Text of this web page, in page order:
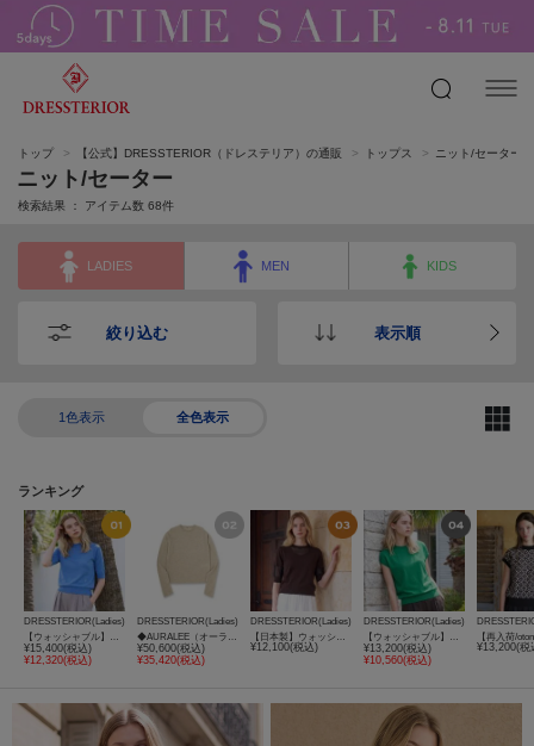
トップ 【公式】DRESSTERIOR（ドレステリア）の通販 トップス ニット/セーター
ニット/セーター
検索結果 ： アイテム数 68件
LADIES MEN KIDS
絞り込む 表示順
1色表示 全色表示
ランキング
DRESSTERIOR(Ladies)
¥15,400(税込)
¥12,320(税込)
DRESSTERIOR(Ladies)
¥50,600(税込)
¥35,420(税込)
DRESSTERIOR(Ladies)
¥12,100(税込)
DRESSTERIOR(Ladies)
¥13,200(税込)
¥10,560(税込)
¥13,200(税